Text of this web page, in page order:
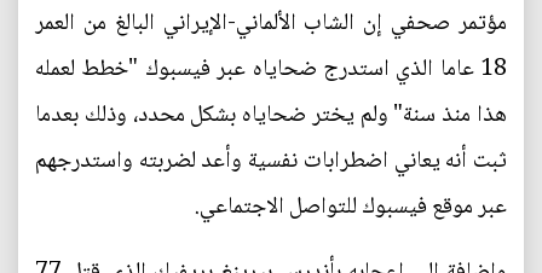
مؤتمر صحفي إن الشاب الألماني-الإيراني البالغ من العمر
18 عاما الذي استدرج ضحاياه عبر فيسبوك "خطط لعمله
هذا منذ سنة" ولم يختر ضحاياه بشكل محدد، وذلك بعدما
ثبت أنه يعاني اضطرابات نفسية وأعد لضربته واستدرجهم
عبر موقع فيسبوك للتواصل الاجتماعي.